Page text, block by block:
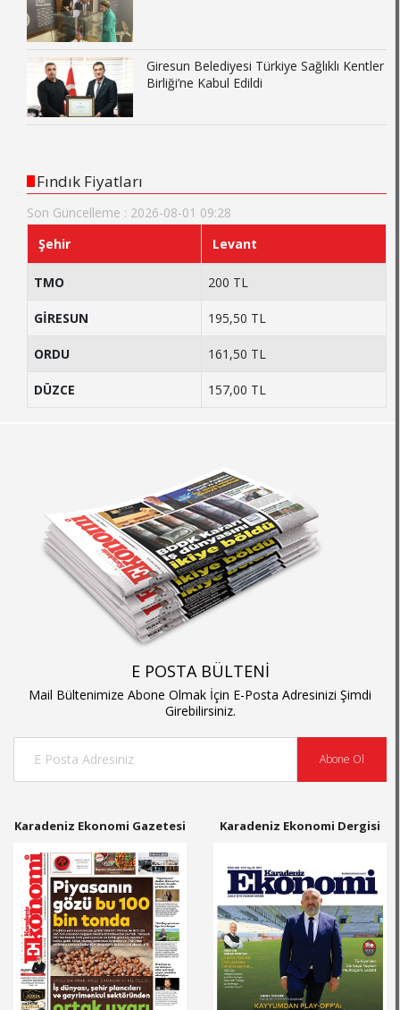
Giresun Belediyesi Türkiye Sağlıklı Kentler
Birliği’ne Kabul Edildi
Fındık Fiyatları
Son Güncelleme : 2026-08-01 09:28
Şehir
Levant
TMO 200 TL
GİRESUN 195,50 TL
ORDU 161,50 TL
DÜZCE 157,00 TL
E POSTA BÜLTENİ
Mail Bültenimize Abone Olmak İçin E-Posta Adresinizi Şimdi
Girebilirsiniz.
Abone Ol
Karadeniz Ekonomi Gazetesi Karadeniz Ekonomi Dergisi